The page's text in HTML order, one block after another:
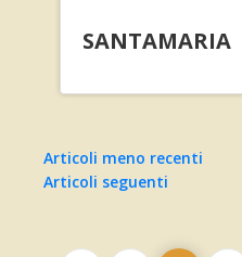
SANTAMARIA
Navigazione
articoli
Articoli meno recenti
Articoli seguenti